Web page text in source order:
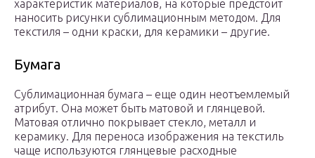
характеристик материалов, на которые предстоит
наносить рисунки сублимационным методом. Для
текстиля – одни краски, для керамики – другие.
Бумага
Сублимационная бумага – еще один неотъемлемый
атрибут. Она может быть матовой и глянцевой.
Матовая отлично покрывает стекло, металл и
керамику. Для переноса изображения на текстиль
чаще используются глянцевые расходные